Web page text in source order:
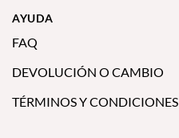
AYUDA
FAQ
DEVOLUCIÓN O CAMBIO
TÉRMINOS Y CONDICIONES